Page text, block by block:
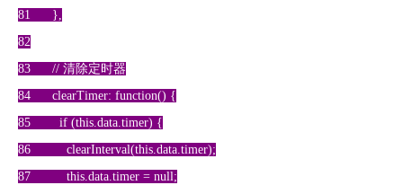
81 },
82
83 // 清除定时器
84 clearTimer: function() {
85 if (this.data.timer) {
86 clearInterval(this.data.timer);
87 this.data.timer = null;